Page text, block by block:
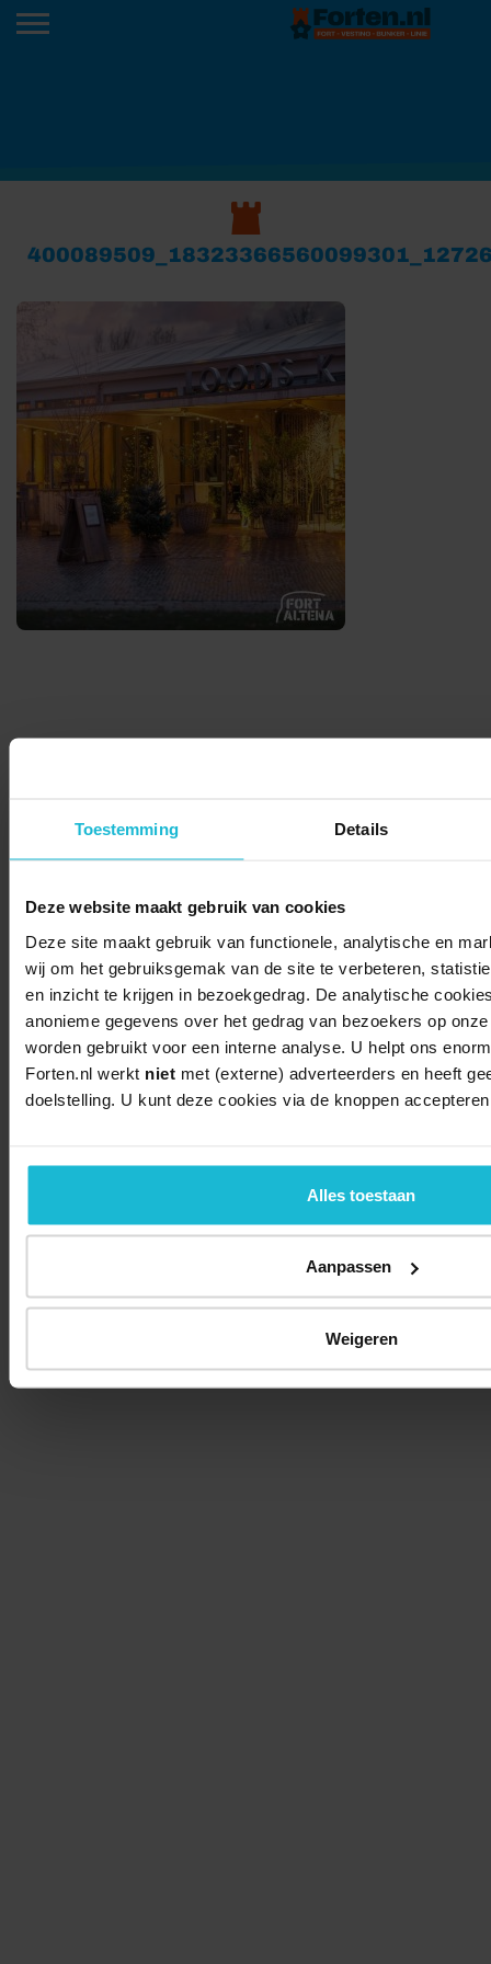
Toestemming Details
Deze website maakt gebruik van cookies
Deze site maakt gebruik van functionele, analytische en
wij om het gebruiksgemak van de site te verbeteren,
en inzicht te krijgen in bezoekgedrag. De analytische
anonieme gegevens over het gedrag van bezoekers op
worden gebruikt voor een interne analyse. U helpt ons
Forten.nl werkt niet met (externe) adverteerders en heeft
doelstelling. U kunt deze cookies via de knoppen
Alles toestaan
Aanpassen
Weigeren
Forten.nl wordt ondersteund door de